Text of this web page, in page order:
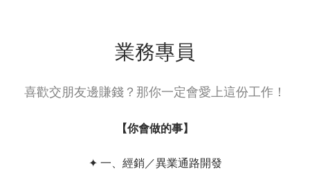
業務專員
喜歡交朋友邊賺錢？那你一定會愛上這份工作！
【你會做的事】
✦ 一、經銷／異業通路開發